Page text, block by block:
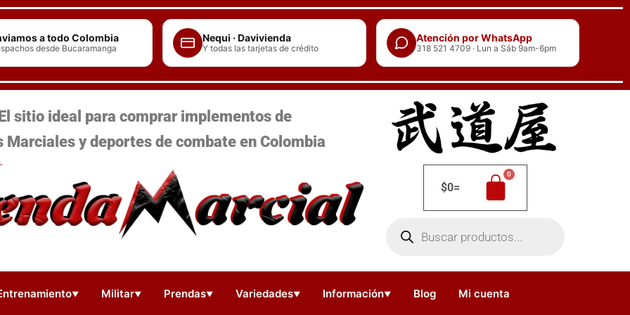
a todo Colombia
desde Bucaramanga
Nequi · Davivienda
Y todas las tarjetas de crédito
Atención por WhatsApp
318 521 4709 · Lun a Sáb 9am-6pm
sitio ideal para comprar implementos de
Marciales y deportes de combate en Colombia
$0=
productos
▼ Militar▼ Prendas▼ Variedades▼ Información▼ Blog Mi cuenta